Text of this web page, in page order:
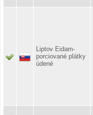
Liptov Eidam-
porciované plátky
údené